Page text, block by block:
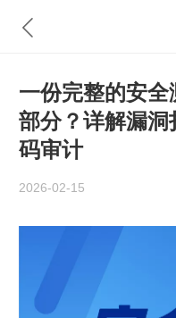
一份完整的安
部分？详解漏
码审计
2026-02-15